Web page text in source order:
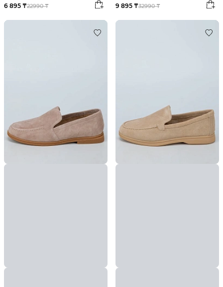
22990 ₸
6 895 ₸ 32990 ₸
9 895 ₸